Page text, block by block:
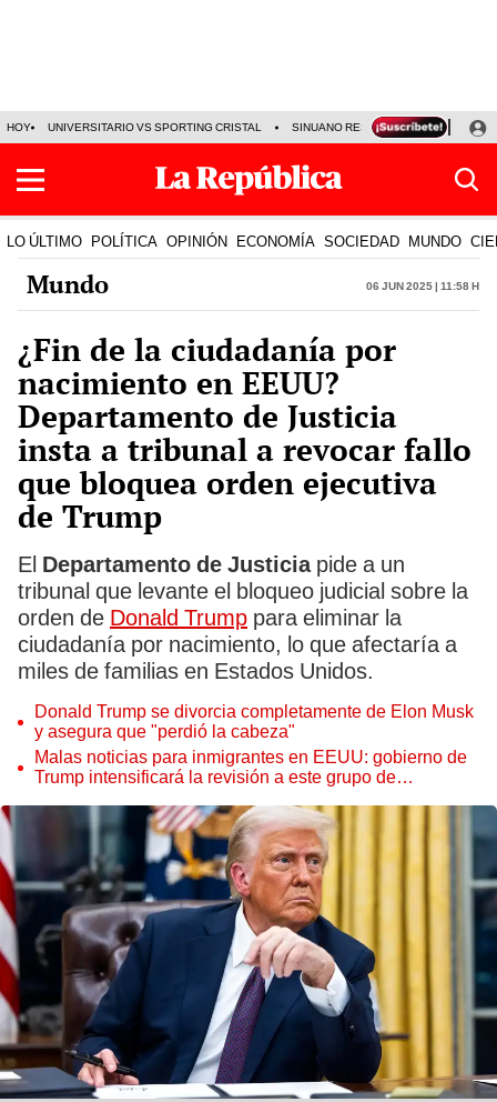
HOY UNIVERSITARIO VS SPORTING CRISTAL SINUANO RESULTADOS HOY
LO ÚLTIMO POLÍTICA OPINIÓN ECONOMÍA SOCIEDAD MUNDO
Mundo 06 Jun 2025 | 11:58 h
¿Fin de la ciudadanía por
nacimiento en EEUU?
Departamento de Justicia
insta a tribunal a revocar fallo
que bloquea orden ejecutiva
de Trump
El Departamento de Justicia pide a un
tribunal que levante el bloqueo judicial sobre la
orden de Donald Trump para eliminar la
ciudadanía por nacimiento, lo que afectaría a
miles de familias en Estados Unidos.
Donald Trump se divorcia completamente de Elon Musk
y asegura que "perdió la cabeza"
Malas noticias para inmigrantes en EEUU: gobierno de
Trump intensificará la revisión a este grupo de